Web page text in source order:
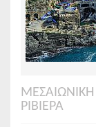
ΜΕΣΑΙΩΝΙΚΗ
ΡΙΒΙΕΡΑ